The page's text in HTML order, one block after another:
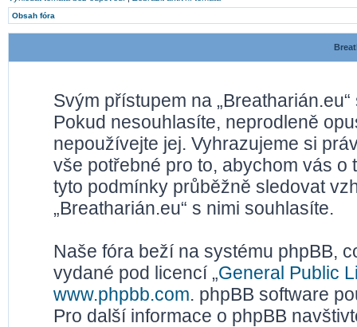
Obsah fóra
Svým přístupem na
Pokud nesouhlasíte, neprodleně
nepoužívejte jej. Vyhrazujeme si
vše potřebné pro to, abychom vás o
tyto podmínky průběžně sledovat
„Breatharián.eu“ s nimi souhlasíte.
Naše fóra beží na systému phpBB,
vydané pod licencí „General Public
www.phpbb.com. phpBB software
Pro další informace o phpBB